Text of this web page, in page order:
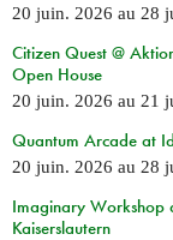
20 juin. 2026 au 28
Citizen Quest @
Open House
20 juin. 2026 au 21
Quantum Arcade at
20 juin. 2026 au 28
Imaginary Workshop
Kaiserslautern